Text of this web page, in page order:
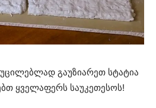
გაუზიარეთ სტატია
ყველაფერს საუკეთესოს!